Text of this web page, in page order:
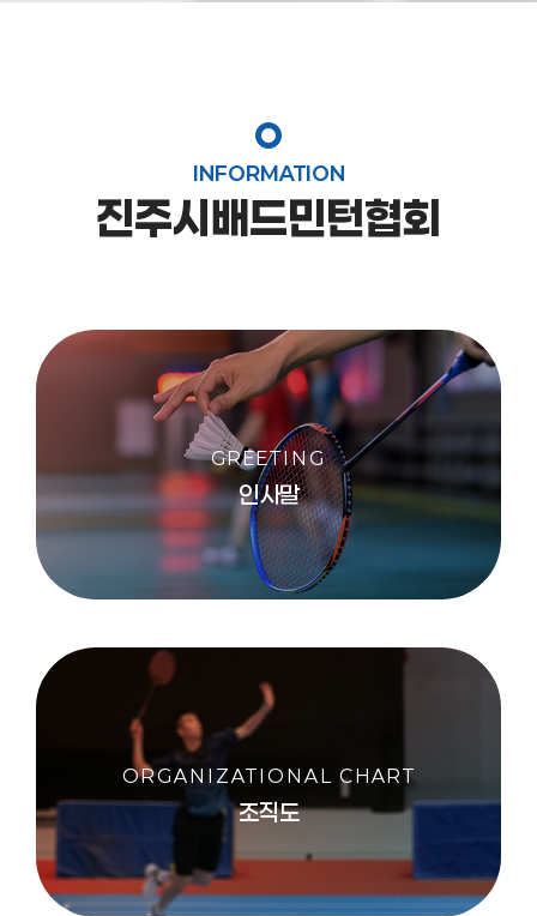
INFORMATION
진주시배드민턴협회
GREETING
인사말
ORGANIZATIONAL CHART
조직도